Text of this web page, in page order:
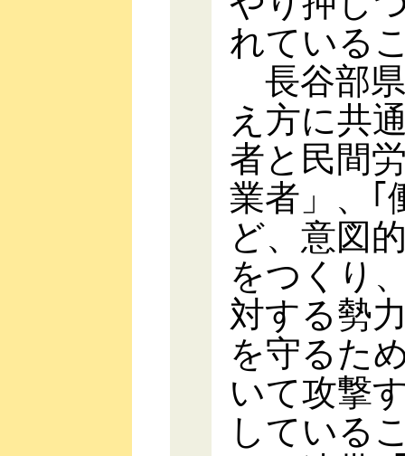
れている
長谷部県
え方に共
者と民間
業者」、｢
ど、意図
をつくり
対する勢
を守るた
いて攻撃
している